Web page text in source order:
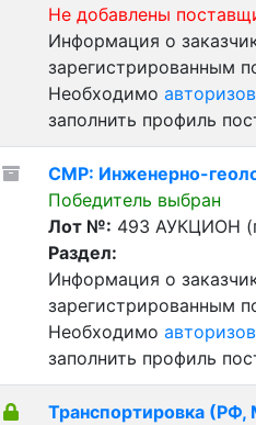
Не добавлены
Информация о
зарегистрированным
Необходимо
заполнить профиль
СМР: Инженерно-
Победитель выбран
Лот №: 493 АУКЦИОН
Раздел:
Информация о
зарегистрированным
Необходимо
заполнить профиль
Транспортировка (РФ,